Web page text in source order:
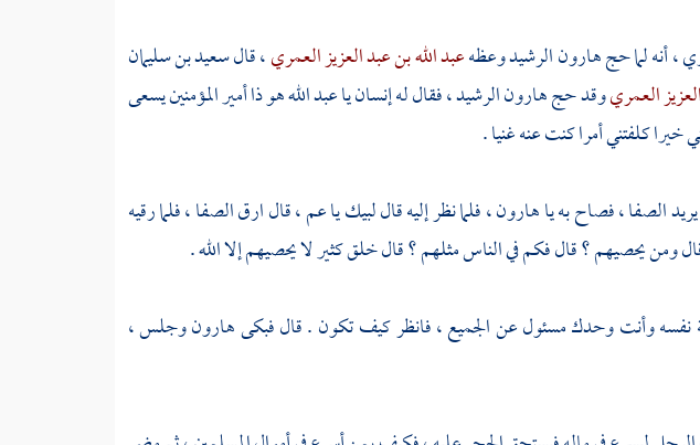
، أنه لما حجهارون الرشيدوعظهعبد الله بن عبد العزيز العمري، قالسعيد بن سليمان
العمريوقد حجهارون الرشيد، فقال له إنسان ياعبد اللههو ذا أمير المؤمنين يسعى
خيرا كلفتني أمرا كنت عنه غنيا .
يريدالصفا، فصاح به ياهارون، فلما نظر إليه قال لبيك يا عم ، قال ارقالصفا، فلما رقيه
ومن يحصيهم ؟ قال فكم في الناس مثلهم ؟ قال خلق كثير لا يحصيهم إلا الله .
وأنت وحدك مسئول عن الجميع ، فانظر كيف تكون . قال فبكىهارونوجلس ،